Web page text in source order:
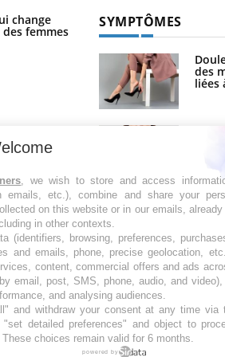
change
femmes
La sieste empêche-t-
la nuit ?
SYMPTÔMES
des
liées
les semaines les meilleures
, we wish to store and access
emails, etc.), combine and share your
on this website or in our emails,
in other contexts.
(identifiers, browsing, preferences,
and emails, phone, precise geolocation,
content, commercial offers and ads
email, post, SMS, phone, audio, and
and analysing audiences.
and withdraw your consent at any time via
detailed preferences" and object to
choices remain valid for 6 months.
powered by